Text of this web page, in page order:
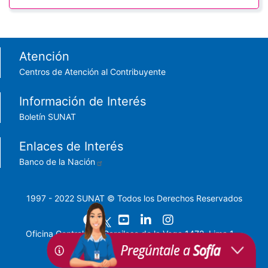
Footer menu
Atención
Centros de Atención al Contribuyente
Información de Interés
Boletín SUNAT
Enlaces de Interés
Banco de la Nación
1997 - 2022 SUNAT © Todos los Derechos Reservados
Oficina Central: Av. Garcilaso de la Vega 1472, Lima 1